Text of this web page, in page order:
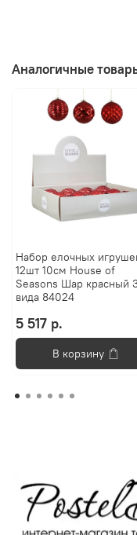
Аналогичные
Набор елочных
12шт 10см House of
Seasons Шар красный
вида 84024
5 517 р.
В корзину